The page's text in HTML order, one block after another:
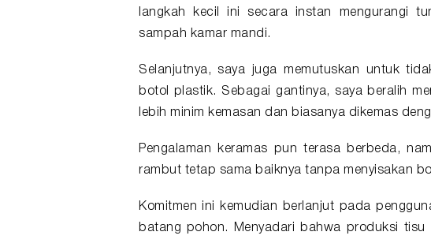
langkah kecil ini secara instan mengurangi
sampah kamar mandi.
Selanjutnya, saya juga memutuskan untuk
botol plastik. Sebagai gantinya, saya beralih
lebih minim kemasan dan biasanya dikemas
Pengalaman keramas pun terasa berbeda,
rambut tetap sama baiknya tanpa menyisakan
Komitmen ini kemudian berlanjut pada
batang pohon. Menyadari bahwa produksi